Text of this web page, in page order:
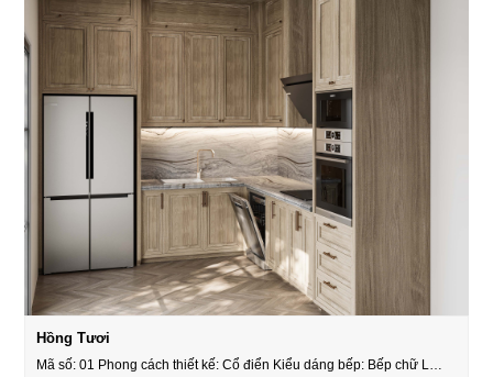
Hồng Tươi
Mã số: 01 Phong cách thiết kế: Cổ điển Kiểu dáng bếp: Bếp chữ L…